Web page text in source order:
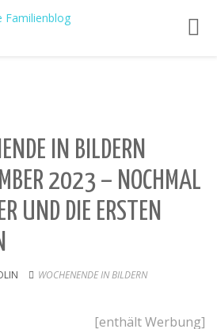
IN BILDERN
2023 – NOCHMAL
UND DIE ERSTEN
WOCHENENDE IN BILDERN
[enthält Werbung]